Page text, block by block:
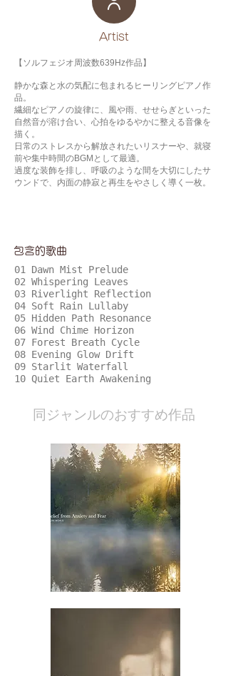
​Artist
【ソルフェジオ周波数639Hz作品】
静かな森と水の気配に包まれるヒーリングピアノ作
品。
繊細なピアノの旋律に、風や雨、せせらぎといった
自然音が溶け合い、心拍をゆるやかに整える音像を
描く。
日常のストレスから解放されたいリスナーや、就寝
前や集中時間のBGMとして最適。
過度な装飾を排し、呼吸のような間を大切にしたサ
ウンドで、内面の静寂と再生をやさしく導く一枚。
包含的歌曲
01 Dawn Mist Prelude
02 Whispering Leaves
03 Riverlight Reflection
04 Soft Rain Lullaby
05 Hidden Path Resonance
06 Wind Chime Horizon
07 Forest Breath Cycle
08 Evening Glow Drift
09 Starlit Waterfall
10 Quiet Earth Awakening
​同ジャンルのおすすめ作品